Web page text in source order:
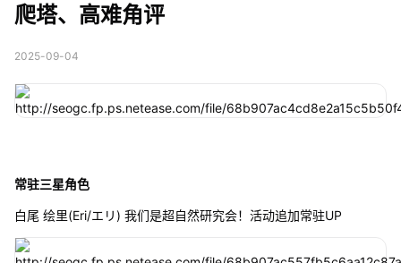
爬塔、高难角评
2025-09-04
常驻三星角色
白尾 绘里(Eri/エリ) 我们是超自然研究会！活动追加常驻UP